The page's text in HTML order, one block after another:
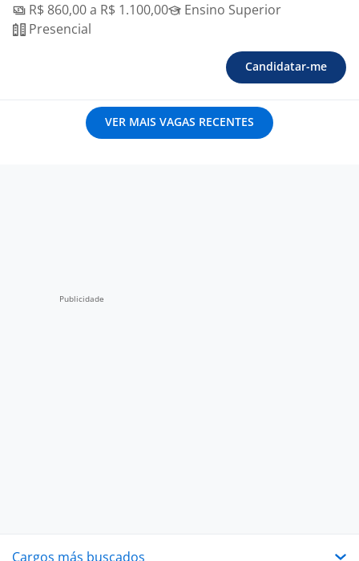
R$ 860,00 a R$ 1.100,00
Ensino Superior
Presencial
Candidatar-me
VER MAIS VAGAS RECENTES
Cargos más buscados